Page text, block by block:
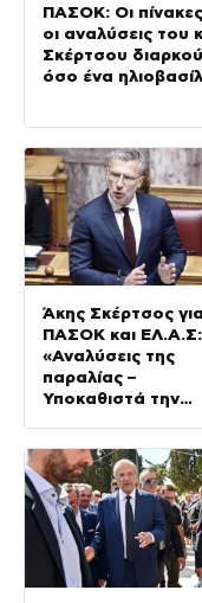
ΠΑΣΟΚ: Οι
οι αναλύσεις του
Σκέρτσου
όσο ένα
Άκης Σκέρτσος για
ΠΑΣΟΚ και ΕΛ.Α.Σ:
«Αναλύσεις της
παραλίας –
Υποκαθιστά την
προπαγάνδα»